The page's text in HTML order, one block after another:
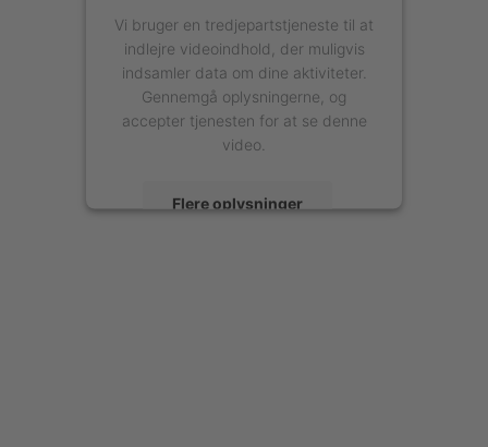
Vi bruger en tredjepartstjeneste til at
indlejre videoindhold, der muligvis
indsamler data om dine aktiviteter.
Gennemgå oplysningerne, og
accepter tjenesten for at se denne
video.
Flere oplysninger